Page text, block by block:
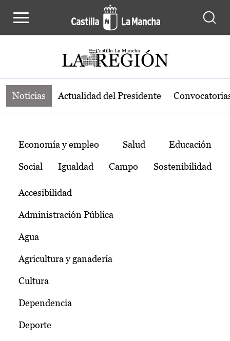
Noticias de la región de Castilla-La
Noticias Actualidad del Presidente
Temas
Economía y empleo Salud Educación
Social Igualdad Campo Sostenibilidad
Accesibilidad
Administración Pública
Agua
Agricultura y ganadería
Cultura
Dependencia
Deporte